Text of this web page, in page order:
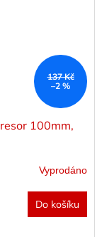
137 Kč
–2 %
100mm,
Vyprodáno
Do košíku